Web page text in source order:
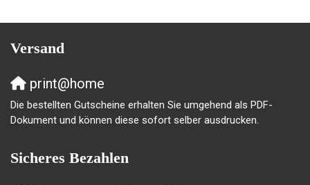
Versand
print@home
Die bestellten Gutscheine erhalten Sie umgehend als PDF-
Dokument und können diese sofort selber ausdrucken.
Sicheres Bezahlen